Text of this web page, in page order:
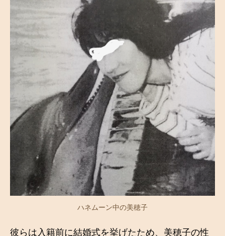
ハネムーン中の美穂子
彼らは入籍前に結婚式を挙げたため、美穂子の性